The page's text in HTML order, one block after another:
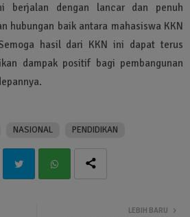
berjalan dengan lancar dan penuh
hubungan baik antara mahasiswa KKN
hasil dari KKN ini dapat terus
dampak positif bagi pembangunan
NASIONAL PENDIDIKAN
LEBIH BARU